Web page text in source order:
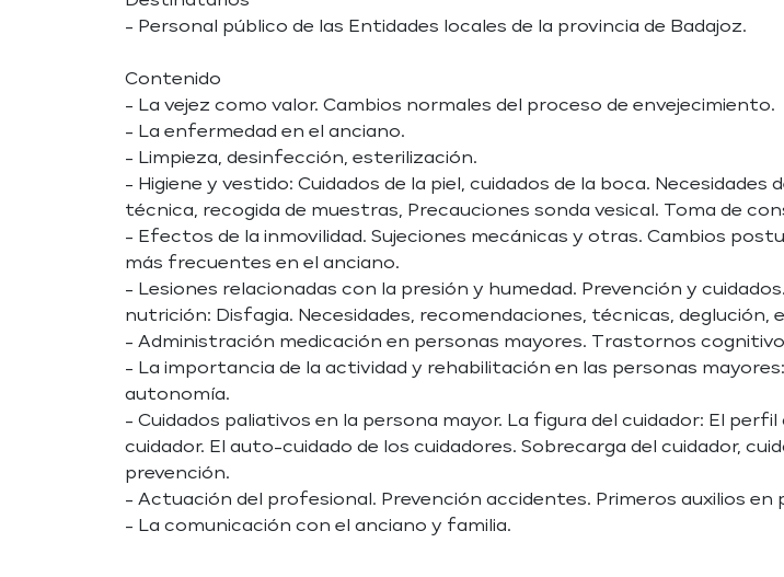
- Personal público de las Entidades locales de la provincia de Badajoz.
Contenido
- La vejez como valor. Cambios normales del proceso de envejecimiento.
- La enfermedad en el anciano.
- Limpieza, desinfección, esterilización.
- Higiene y vestido: Cuidados de la piel, cuidados de la boca.
técnica, recogida de muestras, Precauciones sonda vesical. Toma de
- Efectos de la inmovilidad. Sujeciones mecánicas y otras. Cambios
más frecuentes en el anciano.
- Lesiones relacionadas con la presión y humedad. Prevención y
nutrición: Disfagia. Necesidades, recomendaciones, técnicas,
- Administración medicación en personas mayores. Trastornos
- La importancia de la actividad y rehabilitación en las personas
autonomía.
- Cuidados paliativos en la persona mayor. La figura del cuidador: El
cuidador. El auto-cuidado de los cuidadores. Sobrecarga del cuidador,
prevención.
- Actuación del profesional. Prevención accidentes. Primeros auxilios
- La comunicación con el anciano y familia.